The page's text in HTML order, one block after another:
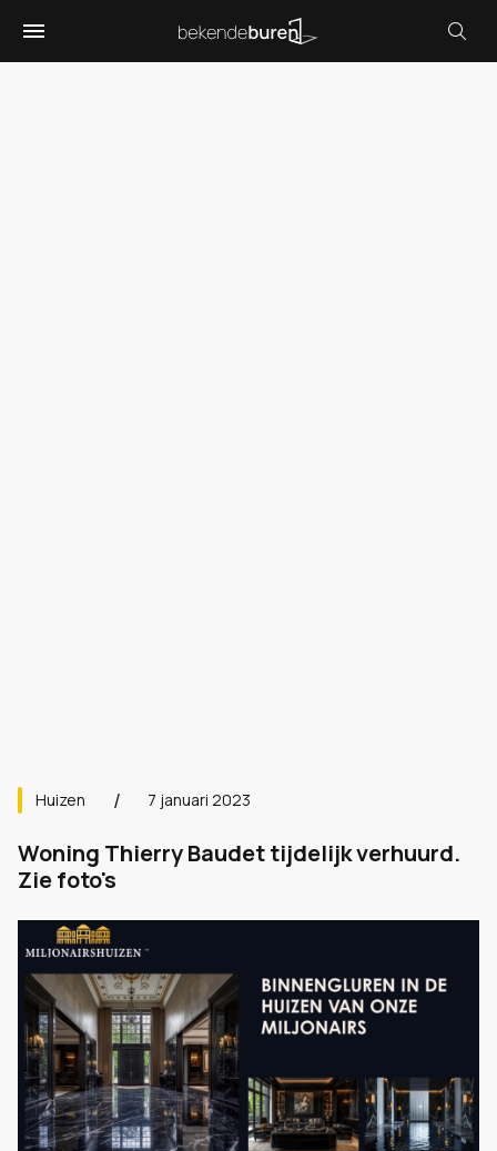
Huizen 7 januari 2023
Woning Thierry Baudet tijdelijk verhuurd.
Zie foto's